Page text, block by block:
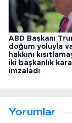
ABD Başkanı
doğum yoluyla
hakkını
iki başkanlık
imzaladı
Yorumlar